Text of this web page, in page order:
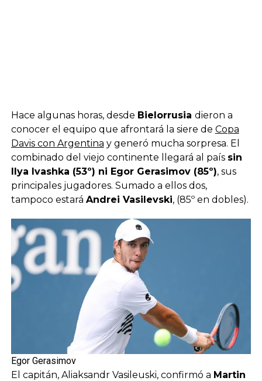
Hace algunas horas, desde Bielorrusia dieron a
conocer el equipo que afrontará la siere de Copa
Davis con Argentina y generó mucha sorpresa. El
combinado del viejo continente llegará al país sin
Ilya Ivashka (53º) ni Egor Gerasimov (85º), sus
principales jugadores. Sumado a ellos dos,
tampoco estará Andrei Vasilevski, (85º en dobles).
Egor Gerasimov
El capitán, Aliaksandr Vasileuski, confirmó a Martin